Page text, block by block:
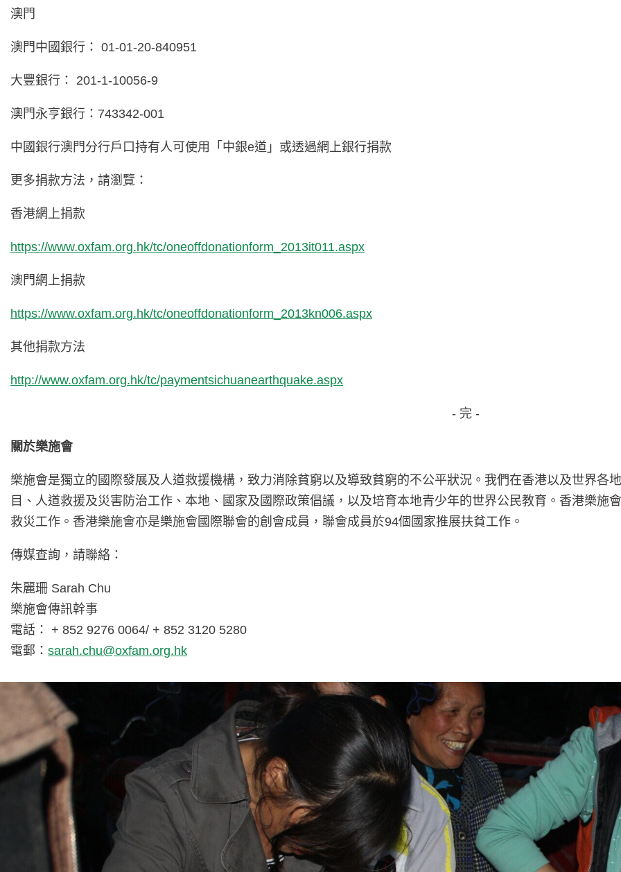
澳門
澳門中國銀行： 01-01-20-840951
大豐銀行： 201-1-10056-9
澳門永亨銀行：743342-001
中國銀行澳門分行戶口持有人可使用「中銀e道」或透過網上銀行捐款
更多捐款方法，請瀏覽：
香港網上捐款
https://www.oxfam.org.hk/tc/oneoffdonationform_2013it011.aspx
澳門網上捐款
https://www.oxfam.org.hk/tc/oneoffdonationform_2013kn006.aspx
其他捐款方法
http://www.oxfam.org.hk/tc/paymentsichuanearthquake.aspx
- 完 -
關於樂施會
樂施會是獨立的國際發展及人道救援機構，致力消除貧窮以及導致貧窮的不公平狀況。我們在香港以及世界各
目、人道救援及災害防治工作、本地、國家及國際政策倡議，以及培育本地青少年的世界公民教育。香港樂施
救災工作。香港樂施會亦是樂施會國際聯會的創會成員，聯會成員於94個國家推展扶貧工作。
傳媒查詢，請聯絡：
朱麗珊 Sarah Chu
樂施會傳訊幹事
電話： + 852 9276 0064/ + 852 3120 5280
電郵： sarah.chu@oxfam.org.hk